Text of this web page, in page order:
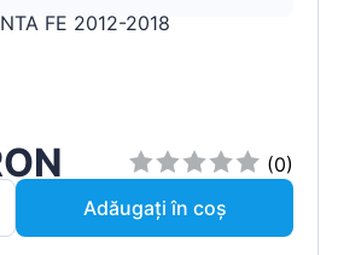
FE 2012-2018
(0)
Adăugați în coș